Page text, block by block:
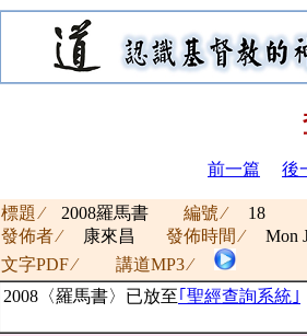
前一篇 後
標題 ∕2008羅馬書 編號 ∕
18
發佈者 ∕
康來昌 發佈時間 ∕
Mon
文字PDF ∕
講道MP3 ∕
2008〈羅馬書〉已放至｢聖經查詢系統｣